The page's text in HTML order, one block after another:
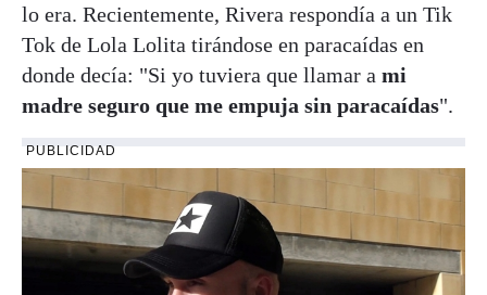
lo era. Recientemente, Rivera respondía a un Tik
Tok de Lola Lolita tirándose en paracaídas en
donde decía: "Si yo tuviera que llamar a mi
madre seguro que me empuja sin paracaídas".
PUBLICIDAD